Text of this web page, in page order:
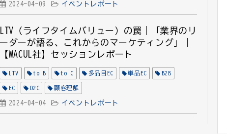
X（旧Twitter広告） EC D2C
2024-04-09 イベントレポート
LTV（ライフタイムバリュー）の罠｜「業界のリ
ーダーが語る、これからのマーケティング」｜
【WACUL社】セッションレポート
LTV to B to C 多品目EC 単品EC B2B
EC D2C 顧客理解
2024-04-04 イベントレポート